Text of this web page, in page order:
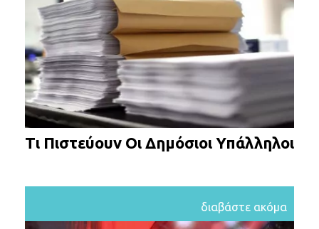
Τι Πιστεύουν Οι Δημόσιοι Υπάλληλοι
διαβάστε ακόμα